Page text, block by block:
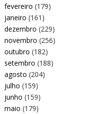
fevereiro (179)
janeiro (161)
dezembro (229)
novembro (256)
outubro (182)
setembro (188)
agosto (204)
julho (159)
junho (159)
maio (179)